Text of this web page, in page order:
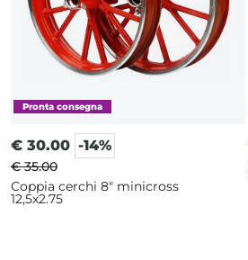
€ 30.00 -14%
€ 35.00
Coppia cerchi 8" minicross
12,5x2.75